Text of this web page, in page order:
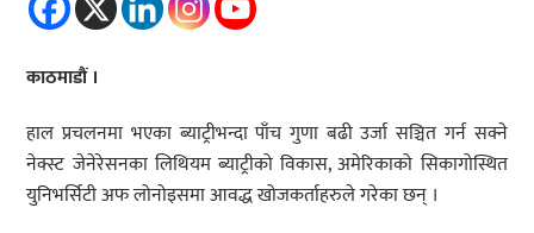
काठमाडौं ।
हाल प्रचलनमा भएका ब्याट्रीभन्दा पाँच गुणा बढी उर्जा सञ्चित गर्न सक्ने
नेक्स्ट जेनेरेसनका लिथियम ब्याट्रीको विकास, अमेरिकाको सिकागोस्थित
युनिभर्सिटी अफ लोनोइसमा आवद्ध खोजकर्ताहरुले गरेका छन् ।